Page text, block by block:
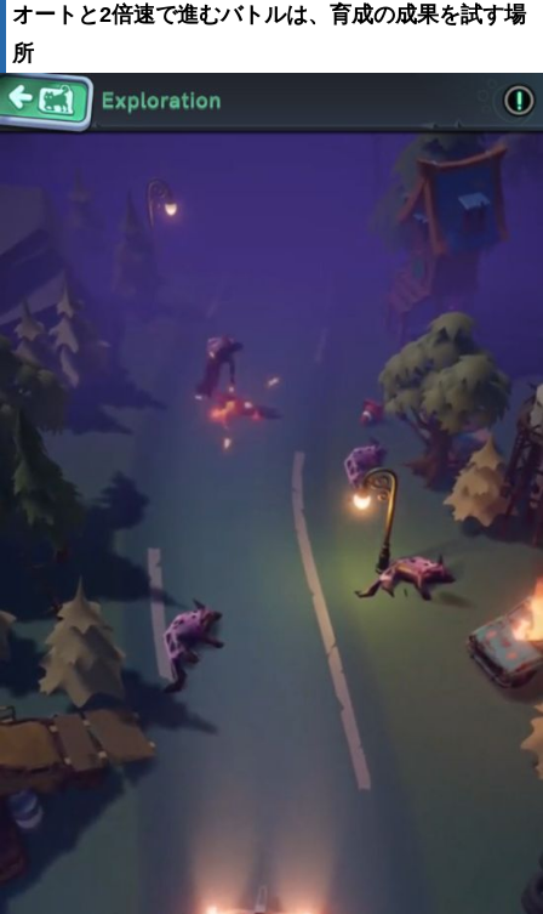
オートと2倍速で進むバトルは、育成の成果を試す場
所